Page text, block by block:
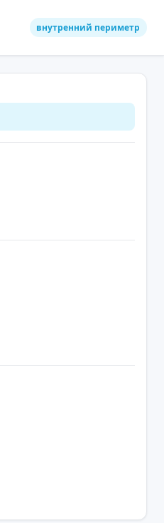
внутренний периметр